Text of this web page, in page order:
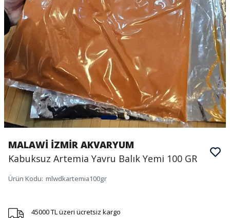
MALAWİ İZMİR AKVARYUM
Kabuksuz Artemia Yavru Balık Yemi 100 GR
Ürün Kodu: mlwdkartemia100gr
45000 TL üzeri ücretsiz kargo